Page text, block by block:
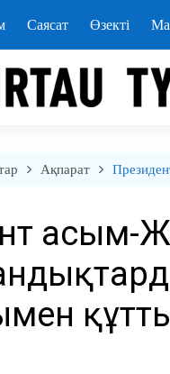
Саясат Өзекті
Ақпарат
Қасым-